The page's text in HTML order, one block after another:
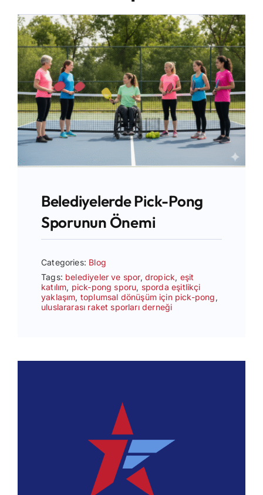
İletişim
Belediyelerde Pick-Pong
Sporunun Önemi
Categories: Blog
Tags: belediyeler ve spor, dropick, eşit
katılım, pick-pong sporu, sporda eşitlikçi
yaklaşım, toplumsal dönüşüm için pick-pong ,
uluslararası raket sporları derneği